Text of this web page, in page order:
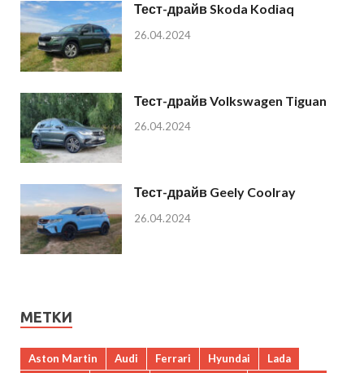
Тест-драйв Skoda Kodiaq
26.04.2024
Тест-драйв Volkswagen Tiguan
26.04.2024
Тест-драйв Geely Coolray
26.04.2024
МЕТКИ
Aston Martin Audi Ferrari Hyundai
Lada